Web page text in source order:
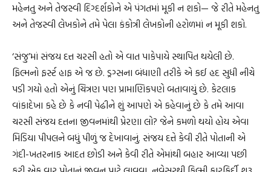
મહેનતુ અને તેજસ્વી દિગ્દર્શકોને એ પંગતમાં મૂકી ન શકો— જે રીતે મહેનતુ
અને તેજસ્વી લેખકોને તમે પેલા કંકોત્રી લેખકોની હરોળમાં ન મૂકી શકો.
‘સંજુ’માં સંજય દત્ત ચરસી હતો એ વાત પાકેપાયે સ્થાપિત થયેલી છે.
ફિલ્મનો ફર્સ્ટ હાફ એ જ છે. ડ્રગ્સના બંધાણી તરીકે એ કઈ હદ સુધી નીચે
પડી ગયો હતો એનું ચિત્રણ પણ પ્રામાણિકપણે બતાવાયું છે. કેટલાક
વાંકાદેખા કહે છે કે નવી પેઢીને શું આપણે એ કહેવાનું છે કે તમે આવા
ચરસી સંજય દત્તના જીવનમાંથી પ્રેરણા લો? જેને કમળો થયો હોય એવા
મિડિયા પીપલને બધું પીળું જ દેખાવાનું. સંજય દત્તે કેવી રીતે પોતાની એ
ગંદી-ખતરનાક આદત છોડી અને કેવી રીતે એમાંથી બહાર આવ્યા પછી